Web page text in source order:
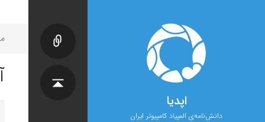
اپدیا
دانش‌نامه‌ی المپیاد کامپیوتر ایران